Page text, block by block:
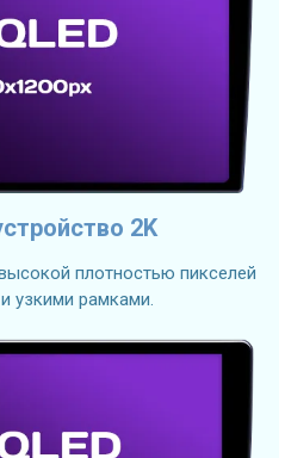
2K
плотностью пикселей
узкими рамками.